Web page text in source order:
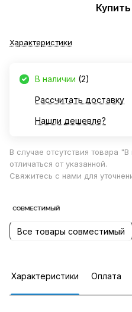
Купить
Характеристики
В наличии (2)
Рассчитать доставку
Нашли дешевле?
В случае отсутствия товара
отличаться от указанной.
Свяжитесь с нами для
Все товары совместимый
Характеристики Оплата